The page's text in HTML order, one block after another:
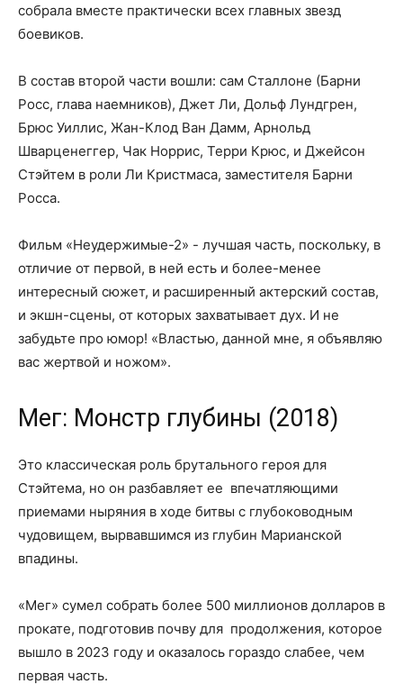
собрала вместе практически всех главных звезд
боевиков.
В состав второй части вошли: сам Сталлоне (Барни
Росс, глава наемников), Джет Ли, Дольф Лундгрен,
Брюс Уиллис, Жан-Клод Ван Дамм, Арнольд
Шварценеггер, Чак Норрис, Терри Крюс, и Джейсон
Стэйтем в роли Ли Кристмаса, заместителя Барни
Росса.
Фильм «Неудержимые-2» - лучшая часть, поскольку, в
отличие от первой, в ней есть и более-менее
интересный сюжет, и расширенный актерский состав,
и экшн-сцены, от которых захватывает дух. И не
забудьте про юмор! «Властью, данной мне, я объявляю
вас жертвой и ножом».
Мег: Монстр глубины (2018)
Это классическая роль брутального героя для
Стэйтема, но он разбавляет ее впечатляющими
приемами ныряния в ходе битвы с глубоководным
чудовищем, вырвавшимся из глубин Марианской
впадины.
«Мег» сумел собрать более 500 миллионов долларов в
прокате, подготовив почву для продолжения, которое
вышло в 2023 году и оказалось гораздо слабее, чем
первая часть.